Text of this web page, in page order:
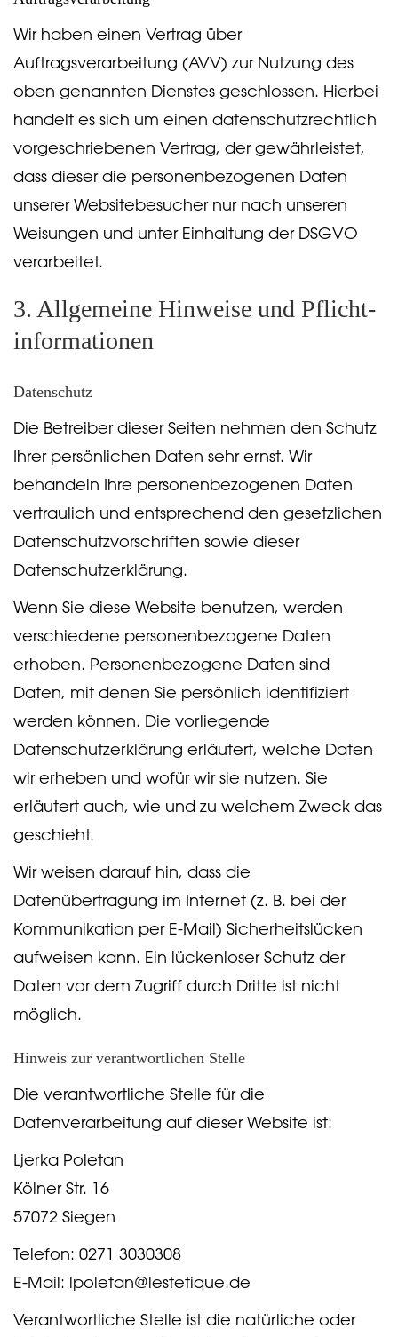
Wir haben einen Vertrag über
Auftragsverarbeitung (AVV) zur Nutzung des
oben genannten Dienstes geschlossen. Hierbei
handelt es sich um einen datenschutzrechtlich
vorgeschriebenen Vertrag, der gewährleistet,
dass dieser die personenbezogenen Daten
unserer Websitebesucher nur nach unseren
Weisungen und unter Einhaltung der DSGVO
verarbeitet.
3. Allgemeine Hinweise und Pflicht­
informationen
Datenschutz
Die Betreiber dieser Seiten nehmen den Schutz
Ihrer persönlichen Daten sehr ernst. Wir
behandeln Ihre personenbezogenen Daten
vertraulich und entsprechend den gesetzlichen
Datenschutzvorschriften sowie dieser
Datenschutzerklärung.
Wenn Sie diese Website benutzen, werden
verschiedene personenbezogene Daten
erhoben. Personenbezogene Daten sind
Daten, mit denen Sie persönlich identifiziert
werden können. Die vorliegende
Datenschutzerklärung erläutert, welche Daten
wir erheben und wofür wir sie nutzen. Sie
erläutert auch, wie und zu welchem Zweck das
geschieht.
Wir weisen darauf hin, dass die
Datenübertragung im Internet (z. B. bei der
Kommunikation per E-Mail) Sicherheitslücken
aufweisen kann. Ein lückenloser Schutz der
Daten vor dem Zugriff durch Dritte ist nicht
möglich.
Hinweis zur verantwortlichen Stelle
Die verantwortliche Stelle für die
Datenverarbeitung auf dieser Website ist:
Ljerka Poletan
Kölner Str. 16
57072 Siegen
Telefon: 0271 3030308
E-Mail: lpoletan@lestetique.de
Verantwortliche Stelle ist die natürliche oder